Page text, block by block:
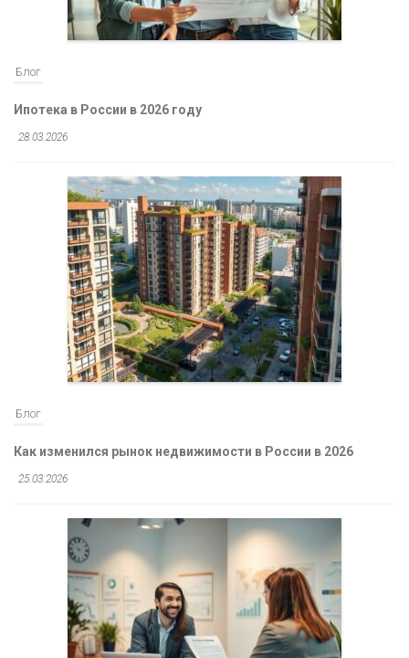
Блог
Ипотека в России в 2026 году
28.03.2026
Блог
Как изменился рынок недвижимости в России в 2026
25.03.2026